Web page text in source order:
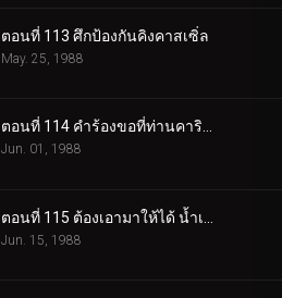
ตอนที่ 113 ศึกป้องกันคิงคาสเซิ่ล
May. 25, 1988
ตอนที่ 114 คำร้องขอที่ท่านคารินลำบากใจ
Jun. 01, 1988
Jun. 15, 1988